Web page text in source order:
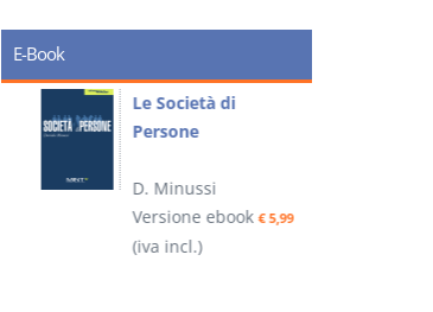
E-Book
Le Società di
Persone
D. Minussi
Versione ebook€ 5,99
(iva incl.)